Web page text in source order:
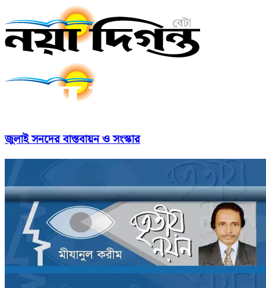
জুলাই সনদের বাস্তবায়ন ও সংস্কার